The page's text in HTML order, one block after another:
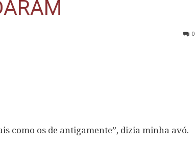
0
como os de antigamente”, dizia minha avó.